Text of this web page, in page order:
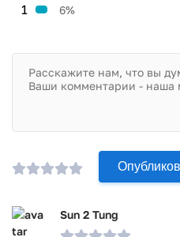
1 6%
Sun 2 Tung